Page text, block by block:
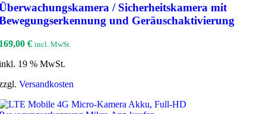
/ Sicherheitskamera mit
und Geräuschaktivierung
€ incl. MwSt.
19 % MwSt.
Versandkosten